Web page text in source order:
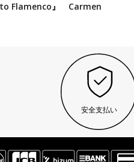
Flamenco』 Carmen
安全支払い